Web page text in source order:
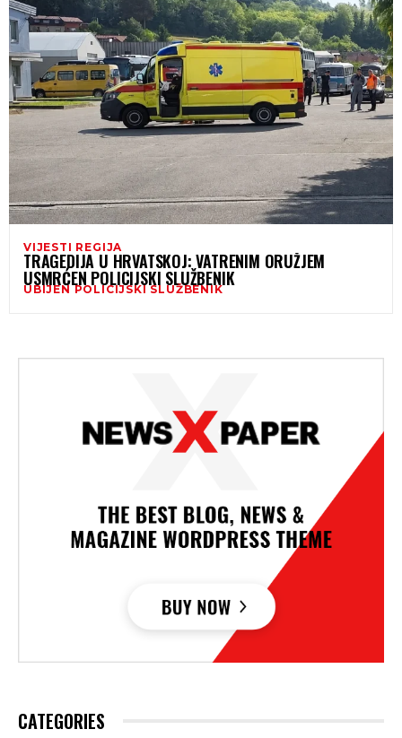
VIJESTI REGIJA
TRAGEDIJA U HRVATSKOJ: VATRENIM ORUŽJEM
USMRĆEN POLICIJSKI SLUŽBENIK
UBIJEN POLICIJSKI SLUŽBENIK
CATEGORIES